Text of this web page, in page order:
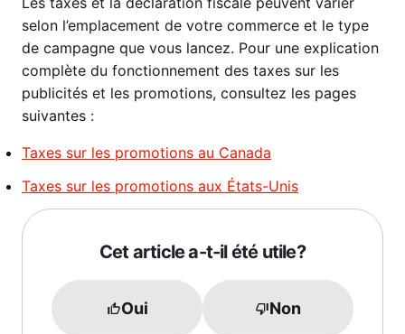
selon l’emplacement de votre commerce et le type
de campagne que vous lancez. Pour une explication
complète du fonctionnement des taxes sur les
publicités et les promotions, consultez les pages
suivantes :
Taxes sur les promotions au Canada
Taxes sur les promotions aux États-Unis
Cet article a-t-il été utile?
Oui Non